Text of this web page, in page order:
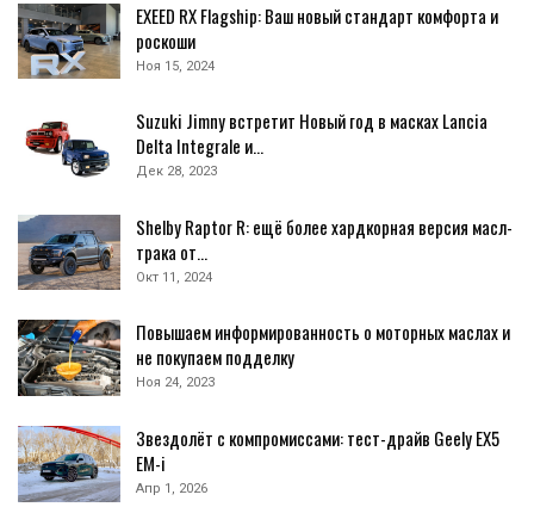
EXEED RX Flagship: Ваш новый стандарт комфорта и
роскоши
Ноя 15, 2024
Suzuki Jimny встретит Новый год в масках Lancia
Delta Integrale и…
Дек 28, 2023
Shelby Raptor R: ещё более хардкорная версия масл-
трака от…
Окт 11, 2024
Повышаем информированность о моторных маслах и
не покупаем подделку
Ноя 24, 2023
Звездолёт с компромиссами: тест-драйв Geely EX5
EM-i
Апр 1, 2026